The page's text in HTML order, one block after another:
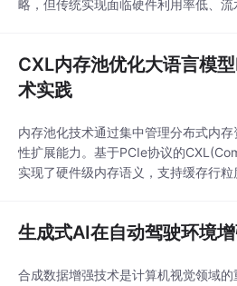
略，但传统实现面临硬件利用率低、
资源利用率。该系统特别适用于包含
流水线的复杂RL工作流，如在7B参数模
CXL内存池优化大语言模
术实践
内存池化技术通过集中管理分布式内
性扩展能力。基于PCIe协议的
实现了硬件级内存语义，支持缓存行
并行预取等优化手段，使Engram检索
生成式AI在自动驾驶环境
合成数据增强技术是计算机视觉领域